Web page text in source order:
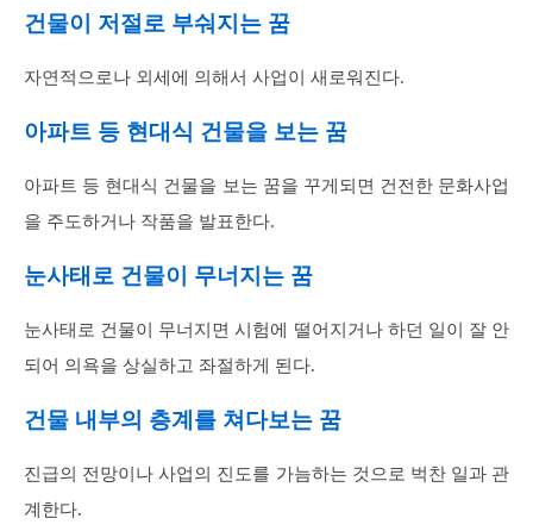
건물이 저절로 부숴지는 꿈
자연적으로나 외세에 의해서 사업이 새로워진다.
아파트 등 현대식 건물을 보는 꿈
아파트 등 현대식 건물을 보는 꿈을 꾸게되면 건전한 문화사업
을 주도하거나 작품을 발표한다.
눈사태로 건물이 무너지는 꿈
눈사태로 건물이 무너지면 시험에 떨어지거나 하던 일이 잘 안
되어 의욕을 상실하고 좌절하게 된다.
건물 내부의 층계를 쳐다보는 꿈
진급의 전망이나 사업의 진도를 가늠하는 것으로 벅찬 일과 관
계한다.